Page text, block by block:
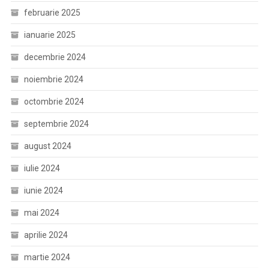
februarie 2025
ianuarie 2025
decembrie 2024
noiembrie 2024
octombrie 2024
septembrie 2024
august 2024
iulie 2024
iunie 2024
mai 2024
aprilie 2024
martie 2024